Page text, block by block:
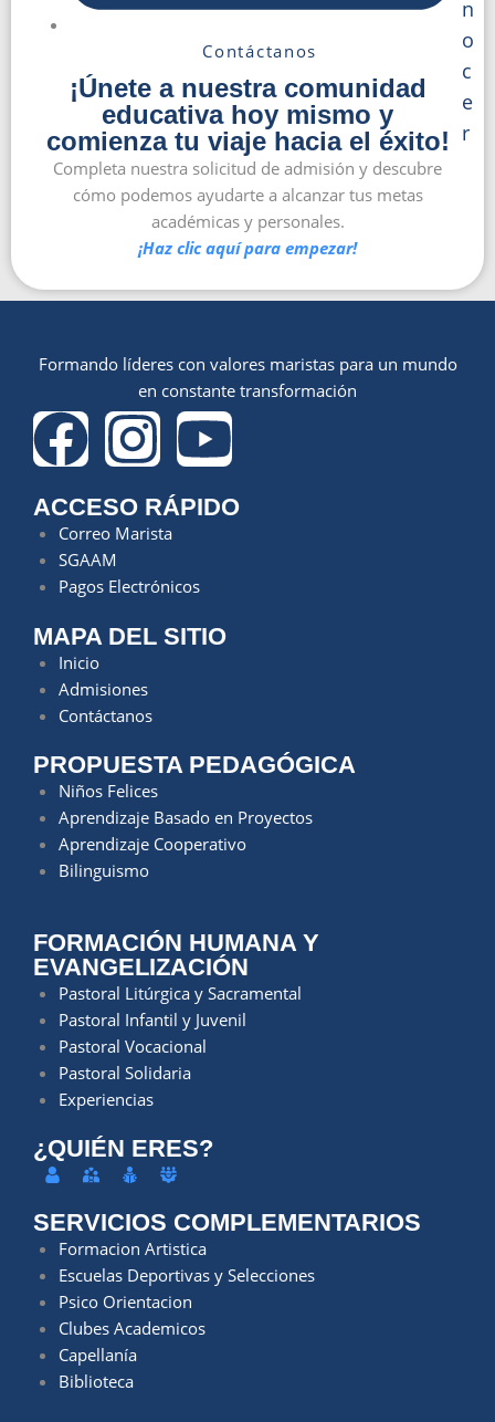
Contáctanos
¡Únete a nuestra comunidad
educativa hoy mismo y
comienza tu viaje hacia el éxito!
Completa nuestra solicitud de admisión y descubre
cómo podemos ayudarte a alcanzar tus metas
académicas y personales.
¡Haz clic aquí para empezar!
n
o
c
e
r
Formando líderes con valores maristas para un mundo
en constante transformación
ACCESO RÁPIDO
Correo Marista
SGAAM
Pagos Electrónicos
MAPA DEL SITIO
Inicio
Admisiones
Contáctanos
PROPUESTA PEDAGÓGICA
Niños Felices
Aprendizaje Basado en Proyectos
Aprendizaje Cooperativo
Bilinguismo
FORMACIÓN HUMANA Y
EVANGELIZACIÓN
Pastoral Litúrgica y Sacramental
Pastoral Infantil y Juvenil
Pastoral Vocacional
Pastoral Solidaria
Experiencias
¿QUIÉN ERES?
SERVICIOS COMPLEMENTARIOS
Formacion Artistica
Escuelas Deportivas y Selecciones
Psico Orientacion
Clubes Academicos
Capellanía
Biblioteca